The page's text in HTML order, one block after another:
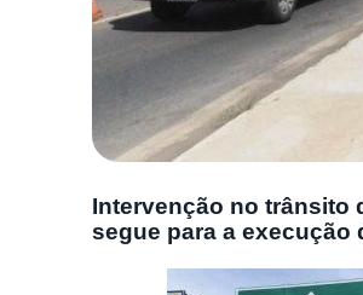
Intervenção no trânsito
segue para a execução